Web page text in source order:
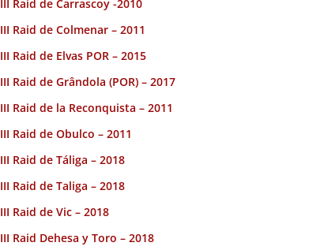
III Raid de Carrascoy -2010
III Raid de Colmenar – 2011
III Raid de Elvas POR – 2015
III Raid de Grândola (POR) – 2017
III Raid de la Reconquista – 2011
III Raid de Obulco – 2011
III Raid de Táliga – 2018
III Raid de Taliga – 2018
III Raid de Vic – 2018
III Raid Dehesa y Toro – 2018